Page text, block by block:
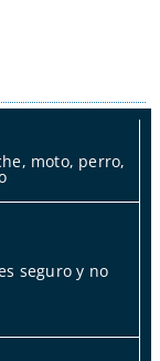
moto, perro,
seguro y no